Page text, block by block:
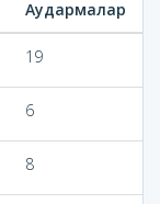
Аудармалар
19
6
8